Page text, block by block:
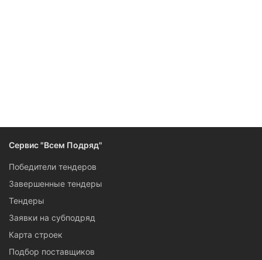
Сервис "Всем Подряд"
Победители тендеров
Завершенные тендеры
Тендеры
Заявки на субподряд
Карта строек
Подбор поставщиков